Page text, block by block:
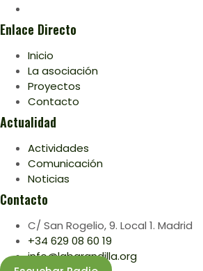
Enlace Directo
Inicio
La asociación
Proyectos
Contacto
Actualidad
Actividades
Comunicación
Noticias
Contacto
C/ San Rogelio, 9. Local 1. Madrid
+34 629 08 60 19
info@labarandilla.org